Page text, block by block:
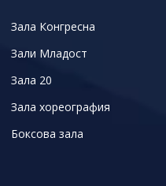
Зала Конгресна
Зали Младост
Зала 20
Зала хореография
Боксова зала